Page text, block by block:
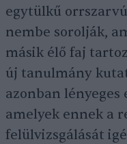
egytülkű
nembe sorolják,
másik élő faj
új tanulmány
azonban
amelyek ennek a
felülvizsgálását